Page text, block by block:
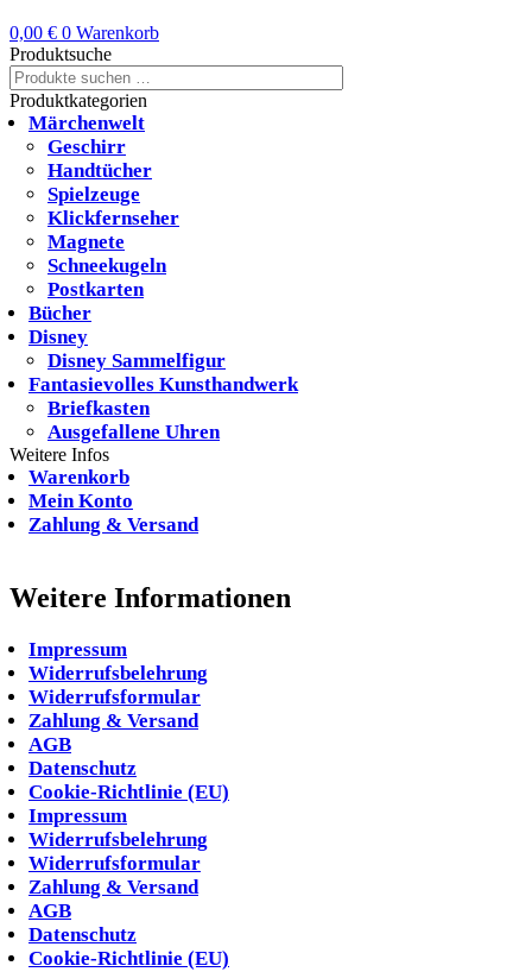
0,00 € 0 Warenkorb
Produktsuche
Suchen
nach:
Produktkategorien
Märchenwelt
Geschirr
Handtücher
Spielzeuge
Klickfernseher
Magnete
Schneekugeln
Postkarten
Bücher
Disney
Disney Sammelfigur
Fantasievolles Kunsthandwerk
Briefkasten
Ausgefallene Uhren
Weitere Infos
Warenkorb
Mein Konto
Zahlung & Versand
Weitere Informationen
Impressum
Widerrufsbelehrung
Widerrufsformular
Zahlung & Versand
AGB
Datenschutz
Cookie-Richtlinie (EU)
Impressum
Widerrufsbelehrung
Widerrufsformular
Zahlung & Versand
AGB
Datenschutz
Cookie-Richtlinie (EU)